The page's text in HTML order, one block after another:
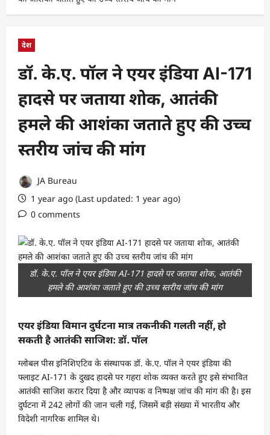
देश
डॉ. के.ए. पॉल ने एयर इंडिया AI-171
हादसे पर जताया शोक, आतंकी
हमले की आशंका जताते हुए की उच्च
स्तरीय जांच की मांग
JA Bureau
1 year ago (Last updated: 1 year ago)
0 comments
डॉ. के.ए. पॉल ने एयर इंडिया AI-171 हादसे पर जताया शोक, आतंकी
हमले की आशंका जताते हुए की उच्च स्तरीय जांच की मांग
एयर इंडिया विमान दुर्घटना मात्र तकनीकी गलती नहीं, हो
सकती है आतंकी साजिश: डॉ. पॉल
ग्लोबल पीस इनिशिएटिव के संस्थापक डॉ. के.ए. पॉल ने एयर इंडिया की
फ्लाइट AI-171 के दुखद हादसे पर गहरा शोक व्यक्त करते हुए इसे संभावित
आतंकी साजिश करार दिया है और व्यापक व निष्पक्ष जांच की मांग की है। इस
दुर्घटना में 242 लोगों की जान चली गई, जिसमें बड़ी संख्या में भारतीय और
विदेशी नागरिक शामिल थे।